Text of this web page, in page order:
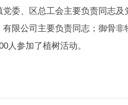
党委、区总工会主要负责同志
限公司主要负责同志；御骨
人参加了植树活动。